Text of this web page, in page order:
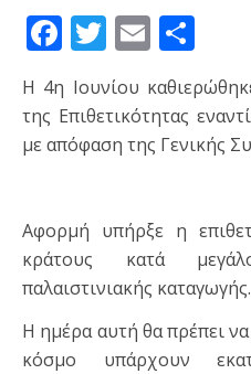
Facebook
Twitter
Email
Η 4η Ιουνίου καθιερώθηκε ως Διεθνής Ημέρα κατά
της Επιθετικότητας
με απόφαση της Γενικής
Αφορμή υπήρξε η
κράτους κατά
παλαιστινιακής καταγωγής.
Η ημέρα αυτή θα πρέπει να
κόσμο υπάρχουν